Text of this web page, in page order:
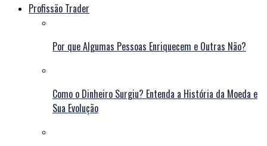
Profissão Trader
Por que Algumas Pessoas Enriquecem e Outras Não?
Como o Dinheiro Surgiu? Entenda a História da Moeda e
Sua Evolução